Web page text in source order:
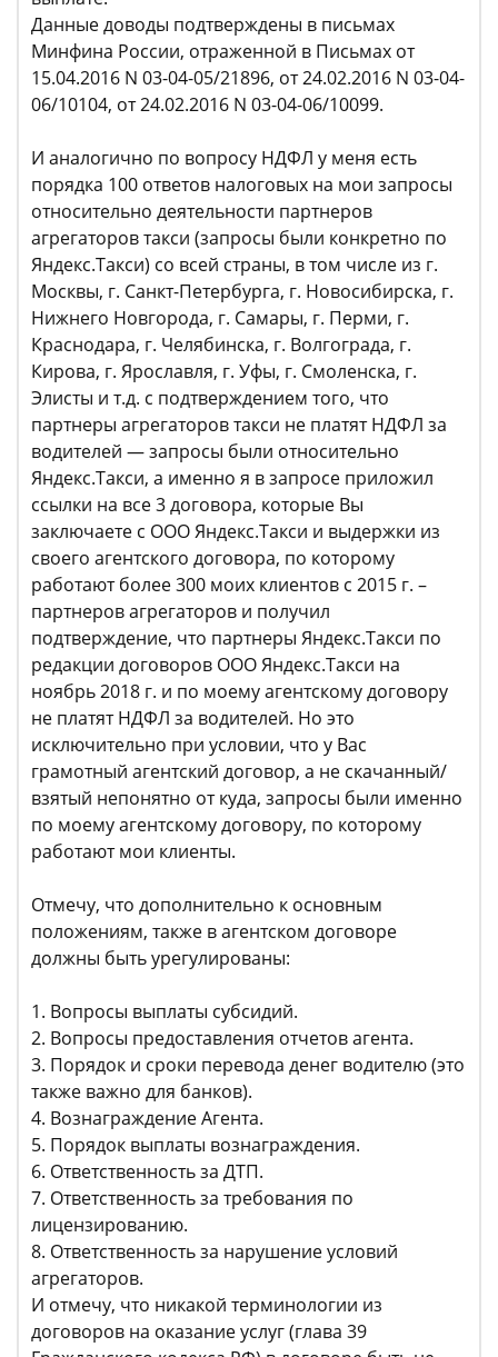
Данные доводы подтверждены в письмах
Минфина России, отраженной в Письмах от
15.04.2016 N 03-04-05/21896, от 24.02.2016 N 03-04-
06/10104, от 24.02.2016 N 03-04-06/10099.
И аналогично по вопросу НДФЛ у меня есть
порядка 100 ответов налоговых на мои запросы
относительно деятельности партнеров
агрегаторов такси (запросы были конкретно по
Яндекс.Такси) со всей страны, в том числе из г.
Москвы, г. Санкт-Петербурга, г. Новосибирска, г.
Нижнего Новгорода, г. Самары, г. Перми, г.
Краснодара, г. Челябинска, г. Волгограда, г.
Кирова, г. Ярославля, г. Уфы, г. Смоленска, г.
Элисты и т.д. с подтверждением того, что
партнеры агрегаторов такси не платят НДФЛ за
водителей — запросы были относительно
Яндекс.Такси, а именно я в запросе приложил
ссылки на все 3 договора, которые Вы
заключаете с ООО Яндекс.Такси и выдержки из
своего агентского договора, по которому
работают более 300 моих клиентов с 2015 г. –
партнеров агрегаторов и получил
подтверждение, что партнеры Яндекс.Такси по
редакции договоров ООО Яндекс.Такси на
ноябрь 2018 г. и по моему агентскому договору
не платят НДФЛ за водителей. Но это
исключительно при условии, что у Вас
грамотный агентский договор, а не скачанный/
взятый непонятно от куда, запросы были именно
по моему агентскому договору, по которому
работают мои клиенты.
Отмечу, что дополнительно к основным
положениям, также в агентском договоре
должны быть урегулированы:
1. Вопросы выплаты субсидий.
2. Вопросы предоставления отчетов агента.
3. Порядок и сроки перевода денег водителю (это
также важно для банков).
4. Вознаграждение Агента.
5. Порядок выплаты вознаграждения.
6. Ответственность за ДТП.
7. Ответственность за требования по
лицензированию.
8. Ответственность за нарушение условий
агрегаторов.
И отмечу, что никакой терминологии из
договоров на оказание услуг (глава 39